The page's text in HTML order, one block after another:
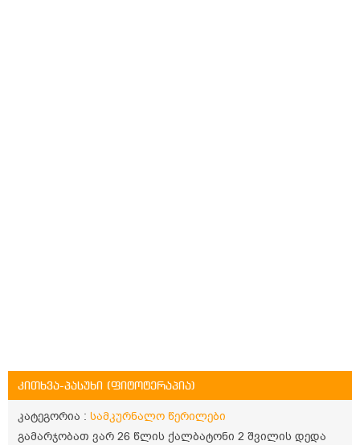
კითხვა-პასუხი (ფიტოტერაპია)
კატეგორია : სამკურნალო წერილები
გამარჯობათ ვარ 26 წლის ქალბატონი 2 შვილის დედა